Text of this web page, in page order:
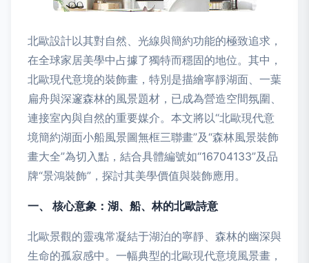
北歐設計以其對自然、光線與簡約功能的極致追求，
在全球家居美學中占據了獨特而穩固的地位。其中，
北歐現代意境的裝飾畫，特別是描繪寧靜湖面、一葉
扁舟與深邃森林的風景題材，已成為營造空間氛圍、
連接室內與自然的重要媒介。本文將以“北歐現代意
境簡約湖面小船風景圖無框三聯畫”及“森林風景裝飾
畫大全”為切入點，結合具體編號如“16704133”及品
牌“景鴻裝飾”，探討其美學價值與裝飾應用。
一、 核心意象：湖、船、林的北歐詩意
北歐景觀的靈魂常凝結于湖泊的寧靜、森林的幽深與
生命的孤寂感中。一幅典型的北歐現代意境風景畫，